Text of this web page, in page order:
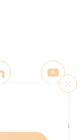
des données